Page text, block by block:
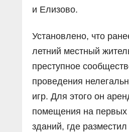
и Елизово.
Установлено, что
летний местный
преступное
проведения
игр. Для этого он
помещения на
зданий, где